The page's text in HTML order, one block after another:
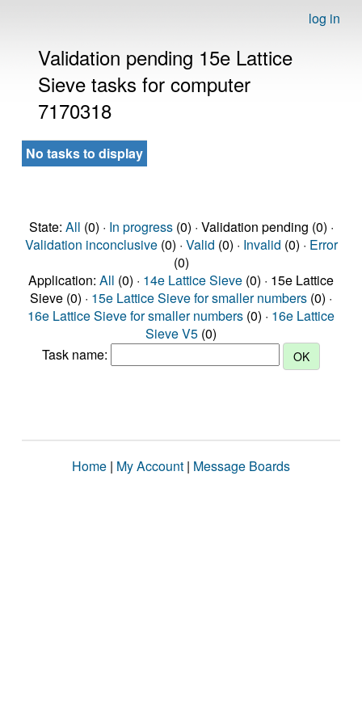
log in
Validation pending 15e Lattice
Sieve tasks for computer
7170318
No tasks to display
State: All (0) · In progress(0) · Validation pending (0) ·
Validation inconclusive(0) · Valid (0) · Invalid (0) · Error
(0)
Application: All (0) · 14e Lattice Sieve (0) · 15e Lattice
Sieve (0) · 15e Lattice Sieve for smaller numbers (0) ·
16e Lattice Sieve for smaller numbers (0) · 16e Lattice
Sieve V5 (0)
Task name:
Home | My Account | Message Boards